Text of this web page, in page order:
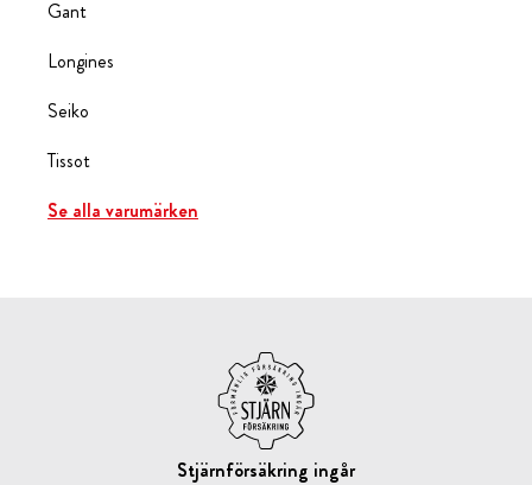
Gant
Longines
Seiko
Tissot
Se alla varumärken
Stjärnförsäkring ingår